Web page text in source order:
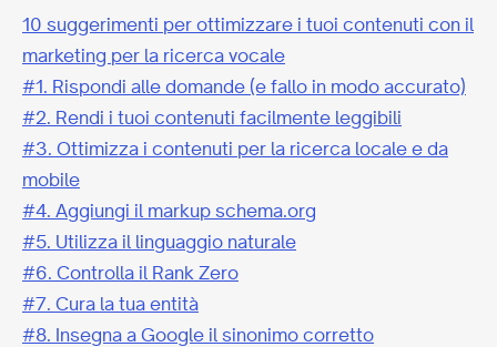
10 suggerimenti per ottimizzare i tuoi contenuti con il
marketing per la ricerca vocale
#1. Rispondi alle domande (e fallo in modo accurato)
#2. Rendi i tuoi contenuti facilmente leggibili
#3. Ottimizza i contenuti per la ricerca locale e da
mobile
#4. Aggiungi il markup schema.org
#5. Utilizza il linguaggio naturale
#6. Controlla il Rank Zero
#7. Cura la tua entità
#8. Insegna a Google il sinonimo corretto